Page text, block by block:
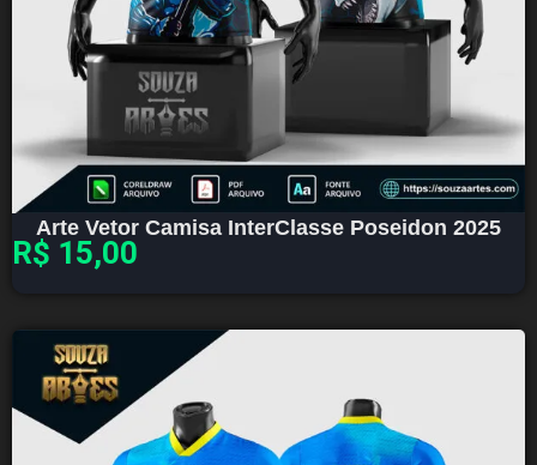
Arte Vetor Camisa InterClasse Poseidon 2025
R$ 15,00